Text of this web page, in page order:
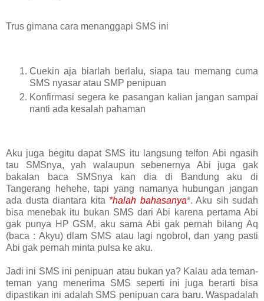
Trus gimana cara menanggapi SMS ini
Cuekin aja biarlah berlalu, siapa tau memang cuma
SMS nyasar atau SMP penipuan
Konfirmasi segera ke pasangan kalian jangan sampai
nanti ada kesalah pahaman
Aku juga begitu dapat SMS itu langsung telfon Abi ngasih
tau SMSnya, yah walaupun sebenernya Abi juga gak
bakalan baca SMSnya kan dia di Bandung aku di
Tangerang hehehe, tapi yang namanya hubungan jangan
ada dusta diantara kita *halah bahasanya*. Aku sih sudah
bisa menebak itu bukan SMS dari Abi karena pertama Abi
gak punya HP GSM, aku sama Abi gak pernah bilang Aq
(baca : Akyu) dlam SMS atau lagi ngobrol, dan yang pasti
Abi gak pernah minta pulsa ke aku.
Jadi ini SMS ini penipuan atau bukan ya? Kalau ada teman-
teman yang menerima SMS seperti ini juga berarti bisa
dipastikan ini adalah SMS penipuan cara baru. Waspadalah